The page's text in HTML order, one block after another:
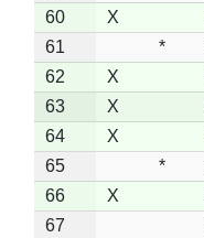
60
X
61
*
62
X
63
X
64
X
65
*
66
X
67